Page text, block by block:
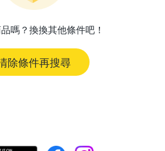
嗎？換換其他條件吧！
除條件再搜尋